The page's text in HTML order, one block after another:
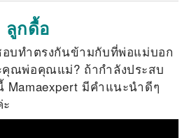
ลูกดื้อ
บทำตรงกันข้ามกับที่พ่อแม่บอก
ณพ่อคุณแม่? ถ้ากำลังประสบ
มีคำแนะนำดีๆ